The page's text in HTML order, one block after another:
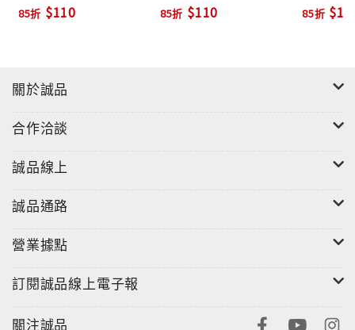
85折 $110 85折 $110 85折
關於誠品
合作洽談
誠品線上
誠品通路
營業據點
訂閱誠品線上電子報
關注誠品